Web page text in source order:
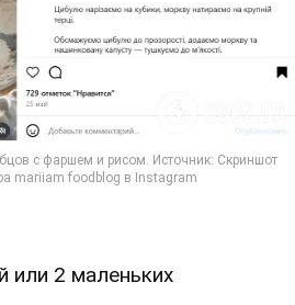
или 2 маленьких